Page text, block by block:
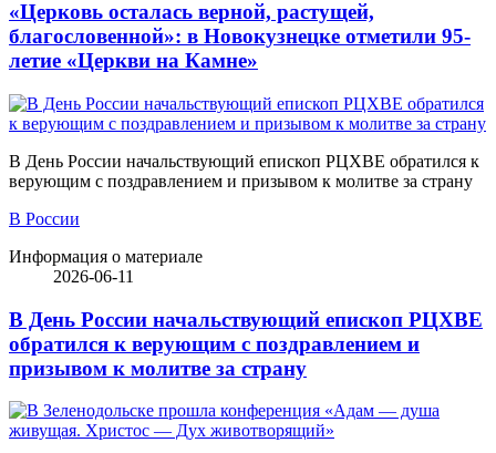
«Церковь осталась верной, растущей,
благословенной»: в Новокузнецке отметили 95-
летие «Церкви на Камне»
В День России начальствующий епископ РЦХВЕ обратился к
верующим с поздравлением и призывом к молитве за страну
В России
Информация о материале
2026-06-11
В День России начальствующий епископ РЦХВЕ
обратился к верующим с поздравлением и
призывом к молитве за страну